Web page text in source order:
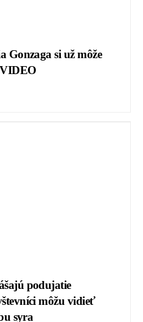
Gonzaga si už môže
podujatie
môžu vidieť
syra